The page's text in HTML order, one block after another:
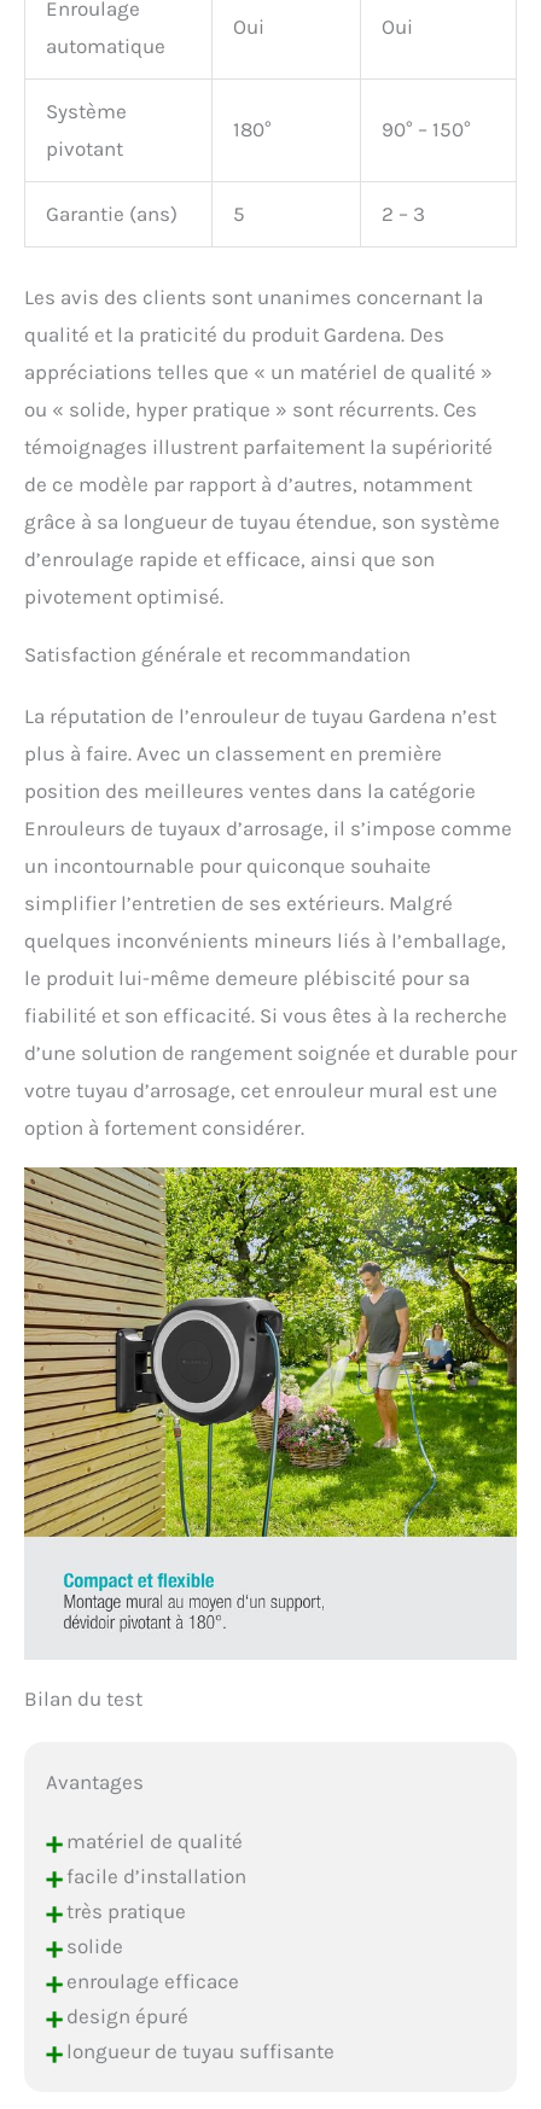
Enroulage
automatique
Oui Oui
Système
pivotant
180° 90° – 150°
Garantie (ans) 5 2 – 3
Les avis des clients sont unanimes concernant la
qualité et la praticité du produit Gardena. Des
appréciations telles que « un matériel de qualité »
ou « solide, hyper pratique » sont récurrents. Ces
témoignages illustrent parfaitement la supériorité
de ce modèle par rapport à d’autres, notamment
grâce à sa longueur de tuyau étendue, son système
d’enroulage rapide et efficace, ainsi que son
pivotement optimisé.
Satisfaction générale et recommandation
La réputation de l’enrouleur de tuyau Gardena n’est
plus à faire. Avec un classement en première
position des meilleures ventes dans la catégorie
Enrouleurs de tuyaux d’arrosage, il s’impose comme
un incontournable pour quiconque souhaite
simplifier l’entretien de ses extérieurs. Malgré
quelques inconvénients mineurs liés à l’emballage,
le produit lui-même demeure plébiscité pour sa
fiabilité et son efficacité. Si vous êtes à la recherche
d’une solution de rangement soignée et durable pour
votre tuyau d’arrosage, cet enrouleur mural est une
option à fortement considérer.
Bilan du test
Avantages
+matériel de qualité
+facile d’installation
+très pratique
+solide
+enroulage efficace
+design épuré
+longueur de tuyau suffisante